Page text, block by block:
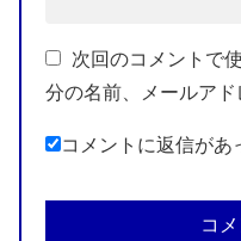
次回のコメントで
分の名前、メールアド
コメントに返信があ